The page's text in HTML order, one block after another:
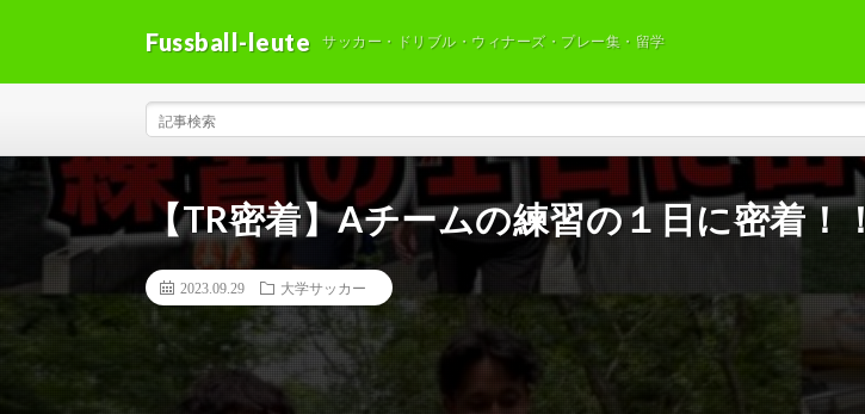
Fussball-leute サッカー・ドリブル・ウィナーズ・プレー集・留学
【TR密着】Aチームの練習の１日に密着！！
2023.09.29 大学サッカー